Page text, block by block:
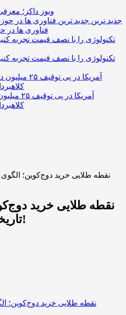
ویوز داکز؛
جدید ترین
فناوری ها در
تکنولوژی را با نصف قیمت تجربه
آمریکا
نقطه طلایی خرید دوج‌کوین؛
نقطه طلایی خرید
تاریخی دوباره فعال شد!